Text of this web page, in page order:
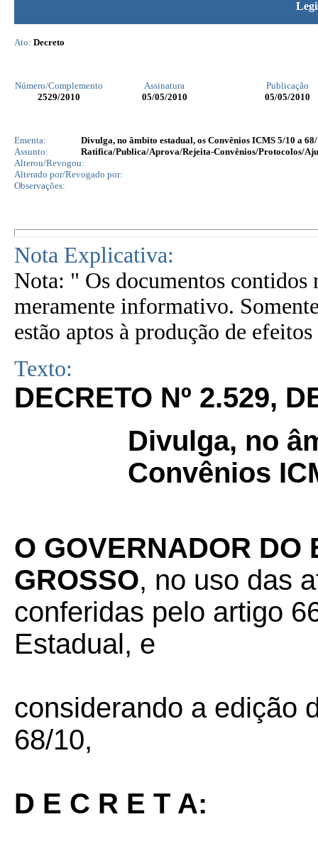
Ato: Decreto
Número/Complemento Assinatura
Publicação
2529/2010 05/05/2010 05/05/2010
Ementa:
Divulga, no âmbito estadual, os Convênios ICMS 5/10 a
Assunto:
Ratifica/Publica/Aprova/Rejeita-Convênios/Protocolos/
Alterou/Revogou:
Alterado por/Revogado por:
Observações:
Nota Explicativa:
Nota: " Os documentos contidos
meramente informativo.
estão aptos à produção de
Texto:
DECRETO Nº 2.529,
Divulga, no
Convênios
O GOVERNADOR DO
GROSSO, no uso das
conferidas pelo artigo
Estadual, e
considerando a edição
68/10,
D E C R E T A: